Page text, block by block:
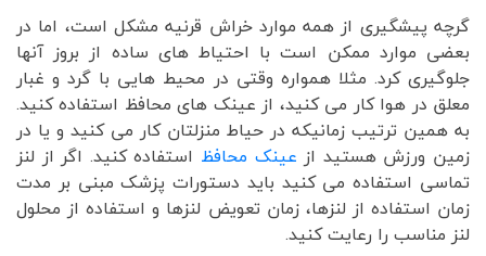
گرچه پیشگیری از همه موارد خراش قرنیه مشکل است، اما در
بعضی موارد ممکن است با احتیاط های ساده از بروز آنها
جلوگیری کرد. مثلا همواره وقتی در محیط هایی با گرد و غبار
معلق در هوا کار می کنید، از عینک های محافظ استفاده کنید.
به همین ترتیب زمانیکه در حیاط منزلتان کار می کنید و یا در
زمین ورزش هستید از عینک محافظ استفاده کنید. اگر از لنز
تماسی استفاده می کنید باید دستورات پزشک مبنی بر مدت
زمان استفاده از لنزها، زمان تعویض لنزها و استفاده از محلول
لنز مناسب را رعایت کنید.